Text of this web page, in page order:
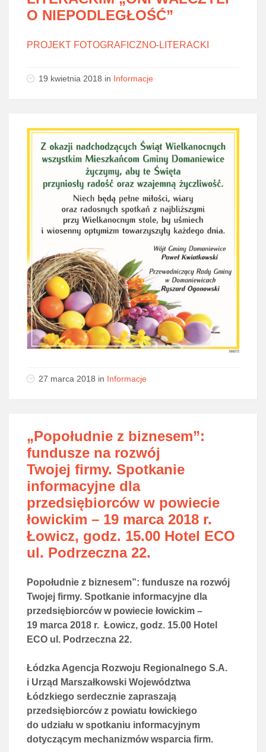
O NIEPODLEGŁOŚĆ”
PROJEKT FOTOGRAFICZNO-LITERACKI
19 kwietnia 2018 in Informacje
27 marca 2018 in Informacje
„Popołudnie z biznesem”:
fundusze na rozwój
Twojej firmy. Spotkanie
informacyjne dla
przedsiębiorców w powiecie
łowickim – 19 marca 2018 r.
Łowicz, godz. 15.00 Hotel ECO
ul. Podrzeczna 22.
Popołudnie z biznesem”: fundusze na rozwój
Twojej firmy. Spotkanie informacyjne dla
przedsiębiorców w powiecie łowickim –
19 marca 2018 r. Łowicz, godz. 15.00 Hotel
ECO ul. Podrzeczna 22.
Łódzka Agencja Rozwoju Regionalnego S.A.
i Urząd Marszałkowski Województwa
Łódzkiego serdecznie zapraszają
przedsiębiorców z powiatu łowickiego
do udziału w spotkaniu informacyjnym
dotyczącym mechanizmów wsparcia firm.